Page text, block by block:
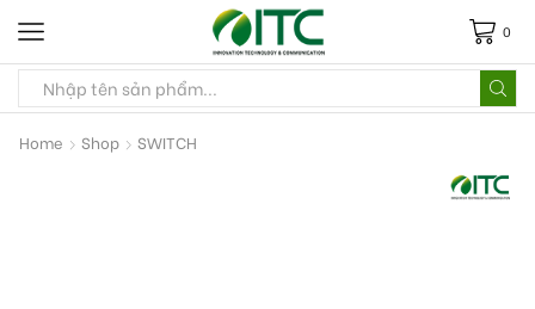
0
Home Shop SWITCH